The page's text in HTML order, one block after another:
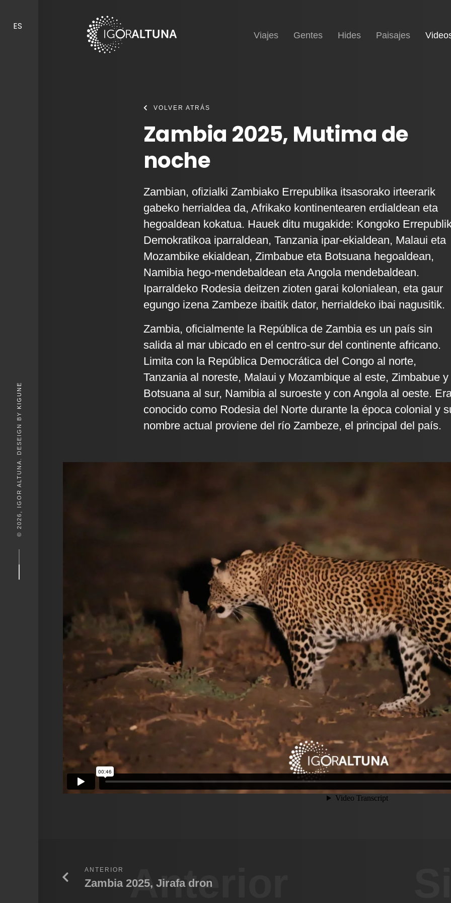
ES
© 2026, IGOR ALTUNA. DESEIGN BY
KIGUNE
Inicio
Viajes Gentes Hides Paisajes
VOLVER ATRÁS
Zambia 2025, Mutima de
noche
Zambian, ofizialki Zambiako Errepublika itsasorako irteerarik
gabeko herrialdea da, Afrikako kontinentearen erdialdean eta
hegoaldean kokatua. Hauek ditu mugakide: Kongoko
Demokratikoa iparraldean, Tanzania ipar-ekialdean, Malaui eta
Mozambike ekialdean, Zimbabue eta Botsuana hegoaldean,
Namibia hego-mendebaldean eta Angola mendebaldean.
Iparraldeko Rodesia deitzen zioten garai kolonialean, eta gaur
egungo izena Zambeze ibaitik dator, herrialdeko ibai nagusitik.
Zambia, oficialmente la República de Zambia es un país sin
salida al mar ubicado en el centro-sur del continente africano.
Limita con la República Democrática del Congo al norte,
Tanzania al noreste, Malaui y Mozambique al este, Zimbabue y
Botsuana al sur, Namibia al suroeste y con Angola al oeste.
conocido como Rodesia del Norte durante la época colonial y
nombre actual proviene del río Zambeze, el principal del país.
Anterior
ANTERIOR
Zambia 2025, Jirafa dron